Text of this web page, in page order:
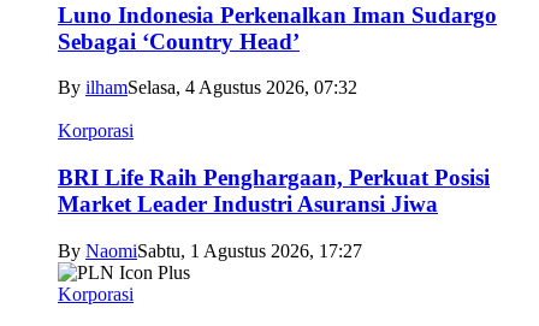
Luno Indonesia Perkenalkan Iman Sudargo
Sebagai ‘Country Head’
By ilhamSelasa, 4 Agustus 2026, 07:32
Korporasi
BRI Life Raih Penghargaan, Perkuat Posisi
Market Leader Industri Asuransi Jiwa
By NaomiSabtu, 1 Agustus 2026, 17:27
Korporasi